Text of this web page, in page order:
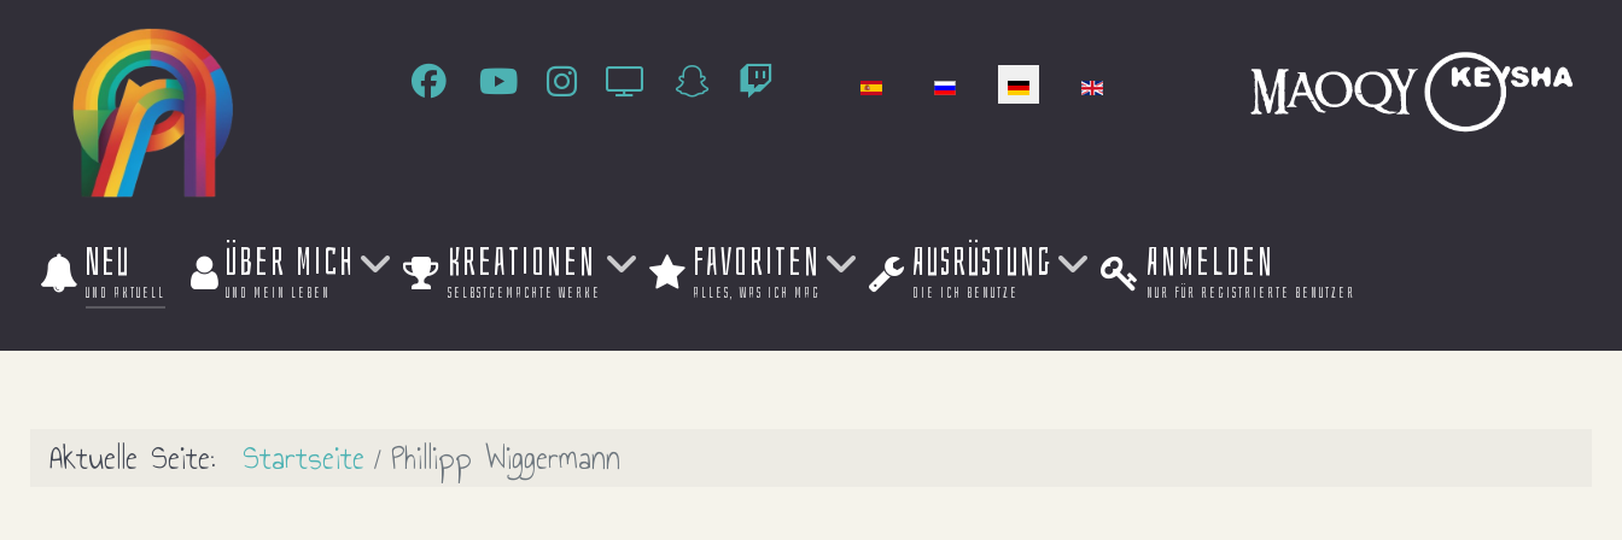
Sprache auswählen
Neu
und aktuell
Über mich
und mein leben
Kreationen
selbstgemachte werke
Favoriten
alles, was ich mag
Ausrüstung
die ich benutze
Anmelden
nur für registrierte benutzer
Aktuelle Seite: Startseite Phillipp Wiggermann